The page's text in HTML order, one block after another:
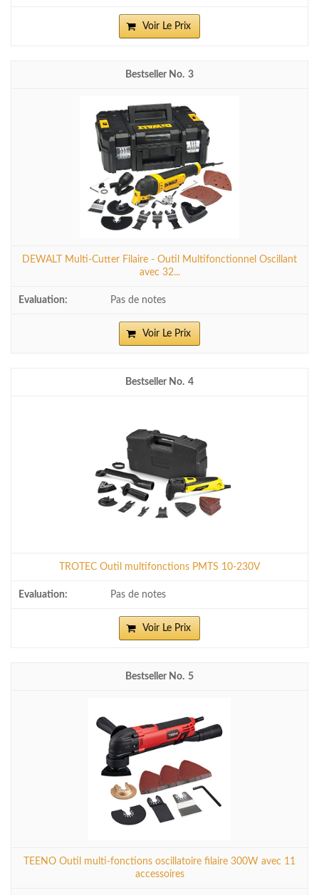
Voir Le Prix
3
DEWALT Multi-Cutter Filaire - Outil Multifonctionnel Oscillant
avec 32...
Pas de notes
Voir Le Prix
4
TROTEC Outil multifonctions PMTS 10-230V
Pas de notes
Voir Le Prix
5
TEENO Outil multi-fonctions oscillatoire filaire 300W avec 11
accessoires